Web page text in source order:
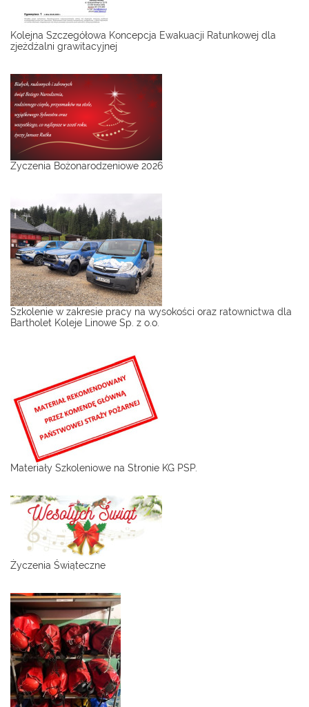
Kolejna Szczegółowa Koncepcja Ewakuacji Ratunkowej dla
zjeżdżalni grawitacyjnej
Życzenia Bożonarodzeniowe 2026
Szkolenie w zakresie pracy na wysokości oraz ratownictwa dla
Bartholet Koleje Linowe Sp. z o.o.
Materiały Szkoleniowe na Stronie KG PSP.
Życzenia Świąteczne